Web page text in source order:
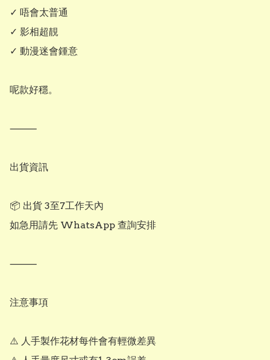
✓ 唔會太普通
✓ 影相超靚
✓ 動漫迷會鍾意
呢款好穩。
⸻
出貨資訊
📦 出貨 3至7工作天內
如急用請先 WhatsApp 查詢安排
⸻
注意事項
⚠️ 人手製作花材每件會有輕微差異